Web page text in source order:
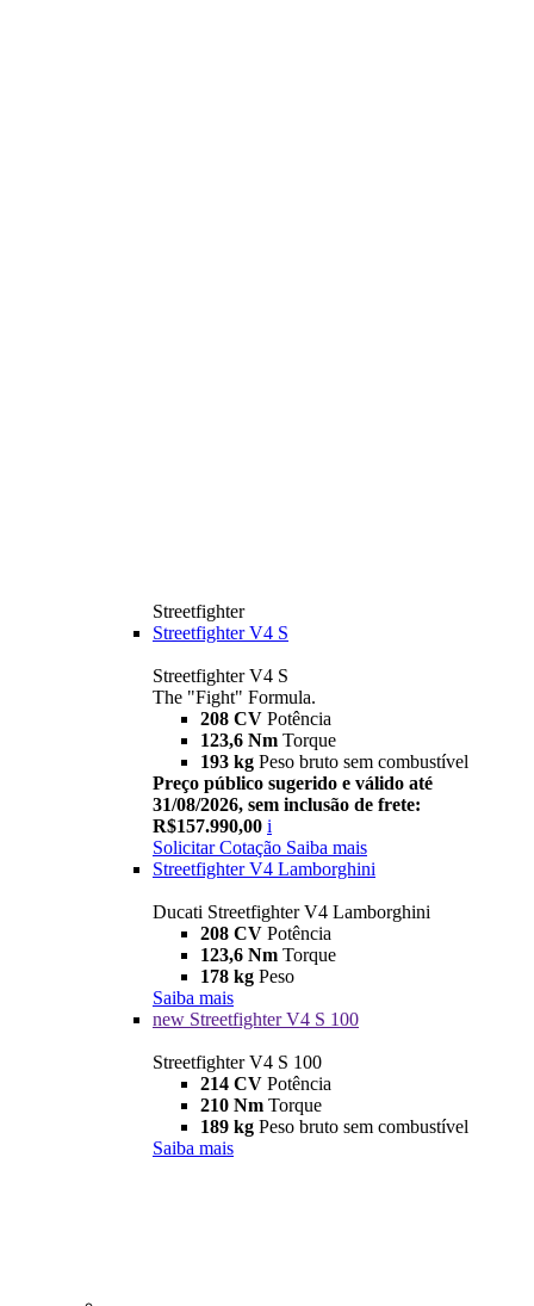
Streetfighter
Streetfighter V4 S
Streetfighter V4 S
The "Fight" Formula.
208 CV Potência
123,6 Nm Torque
193 kg Peso bruto sem combustível
Preço público sugerido e válido até
31/08/2026, sem inclusão de frete:
R$157.990,00 i
Solicitar Cotação Saiba mais
Streetfighter V4 Lamborghini
Ducati Streetfighter V4 Lamborghini
208 CV Potência
123,6 Nm Torque
178 kg Peso
Saiba mais
new Streetfighter V4 S 100
Streetfighter V4 S 100
214 CV Potência
210 Nm Torque
189 kg Peso bruto sem combustível
Saiba mais